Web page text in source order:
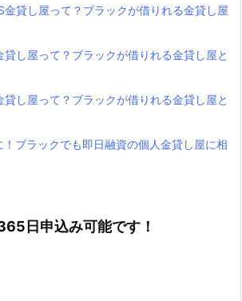
貸し屋って？ブラックが借りれる金貸し屋
し屋って？ブラックが借りれる金貸し屋と
し屋って？ブラックが借りれる金貸し屋と
！ブラックでも即日融資の個人金貸し屋に相
日申込み可能です！